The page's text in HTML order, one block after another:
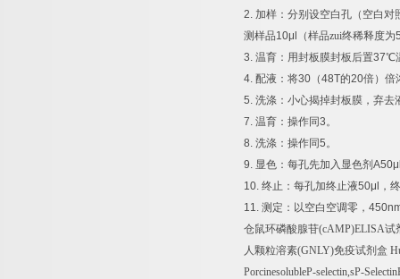
2. 加样：分别设空白孔（空白
测样品10μl （样品zui终稀释度为
3. 温育：用封板膜封板后置37℃
4. 配液：将30 （48T的20倍）倍
5. 洗涤：小心揭掉封板膜，弃去
7. 温育：操作同3。
8. 洗涤：操作同5。
9. 显色：每孔先加入显色剂
10. 终止：每孔加终止液50μl
，
11. 测定：以空白空调零，
仓鼠环磷酸腺苷(cAMP)ELISA试
人颗粒溶素(GNLY)免疫试剂盒
PorcinesolubleP-selectin,sP-